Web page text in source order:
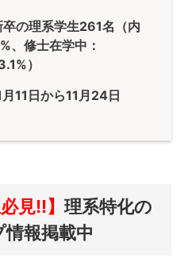
の理系学生261名（内
、修士在学中：
）
11日から11月24日
見!!】 理系特化の
報掲載中